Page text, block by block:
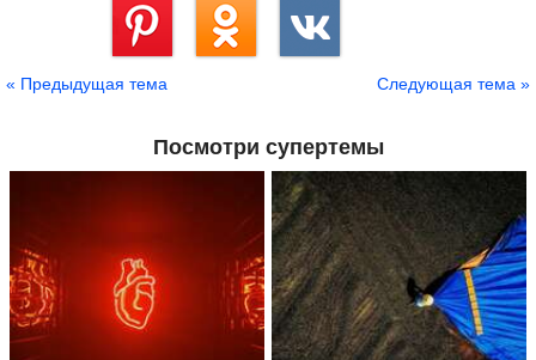
« Предыдущая тема Следующая тема »
Посмотри супертемы